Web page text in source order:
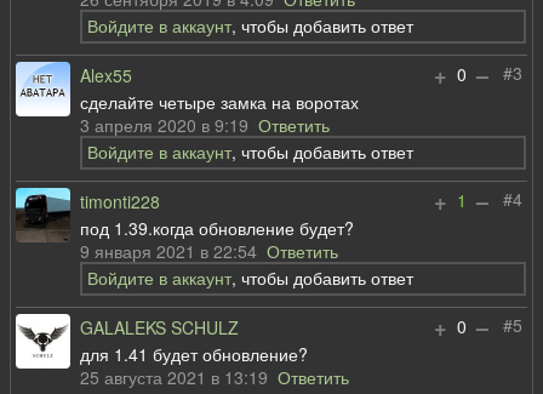
Войдите в аккаунт, чтобы добавить ответ
#3
+ 0 –
Alex55
сделайте четыре замка на воротах
3 апреля 2020 в 9:19Ответить
Войдите в аккаунт, чтобы добавить ответ
#4
+ 1 –
timonti228
под 1.39.когда обновление будет?
9 января 2021 в 22:54Ответить
Войдите в аккаунт, чтобы добавить ответ
#5
+ 0 –
GALALEKS SCHULZ
для 1.41 будет обновление?
25 августа 2021 в 13:19Ответить